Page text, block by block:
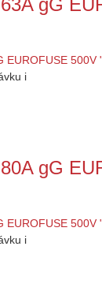
gG
i
gG
i